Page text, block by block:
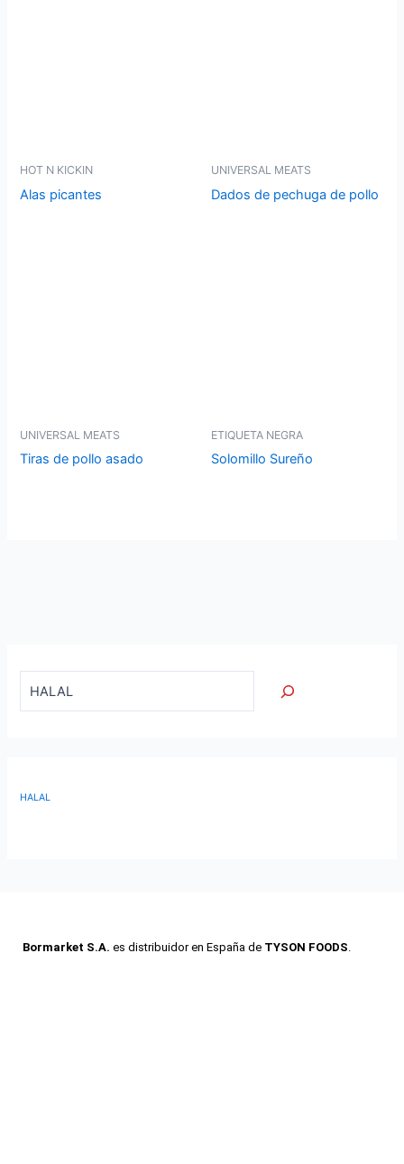
HOT N KICKIN
Alas picantes
UNIVERSAL MEATS
Dados de pechuga de pollo
UNIVERSAL MEATS
Tiras de pollo asado
ETIQUETA NEGRA
Solomillo Sureño
HALAL
Bormarket S.A. es distribuidor en España de TYSON FOODS.